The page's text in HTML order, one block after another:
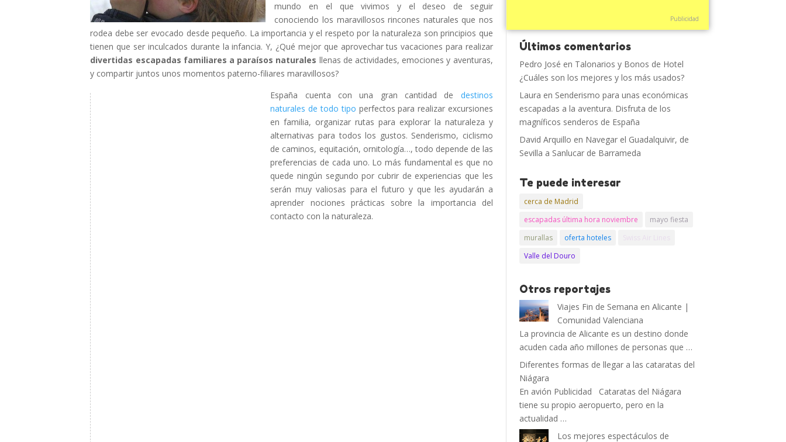
mundo en el que vivimos y el deseo de seguir
conociendo los maravillosos rincones naturales que nos
rodea debe ser evocado desde pequeño. La importancia y el respeto por la naturaleza son principios que
tienen que ser inculcados durante la infancia. Y, ¿Qué mejor que aprovechar tus vacaciones para realizar
divertidas escapadas familiares a paraísos naturales llenas de actividades, emociones y aventuras,
y compartir juntos unos momentos paterno-filiares maravillosos?
España cuenta con una gran cantidad de destinos
naturales de todo tipo perfectos para realizar excursiones
en familia, organizar rutas para explorar la naturaleza y
alternativas para todos los gustos. Senderismo, ciclismo
de caminos, equitación, ornitología…, todo depende de las
preferencias de cada uno. Lo más fundamental es que no
quede ningún segundo por cubrir de experiencias que les
serán muy valiosas para el futuro y que les ayudarán a
aprender nociones prácticas sobre la importancia del
contacto con la naturaleza.
Publicidad
Últimos comentarios
Pedro José en Talonarios y Bonos de Hotel
¿Cuáles son los mejores y los más usados?
Laura en Senderismo para unas económicas
escapadas a la aventura. Disfruta de los
magníficos senderos de España
David Arquillo en Navegar el Guadalquivir, de
Sevilla a Sanlucar de Barrameda
Te puede interesar
cerca de Madrid
escapadas última hora noviembre
mayo fiesta
murallas
oferta hoteles
Valle del Douro
Otros reportajes
Viajes Fin de Semana en Alicante |
Comunidad Valenciana
La provincia de Alicante es un destino donde
acuden cada año millones de personas que …
Diferentes formas de llegar a las cataratas del
Niágara
En avión Publicidad Cataratas del Niágara
tiene su propio aeropuerto, pero en la
actualidad …
Los mejores espectáculos de